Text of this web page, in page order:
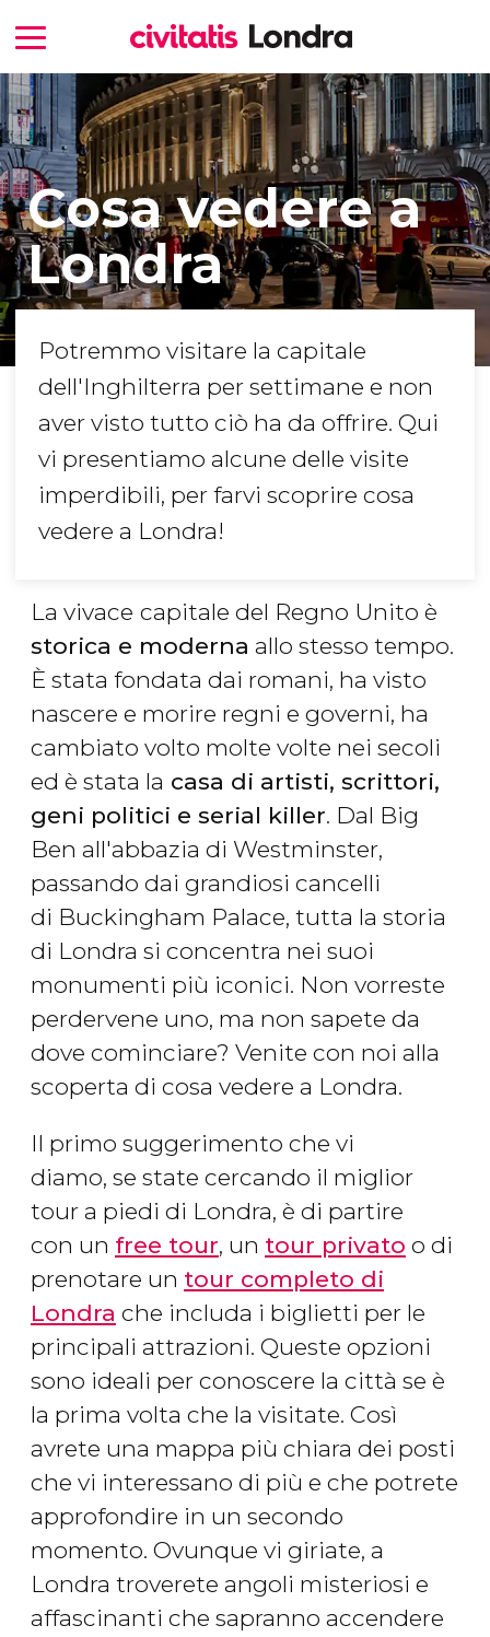
Cosa vedere a
Londra
Potremmo visitare la capitale
dell'Inghilterra per settimane e non
aver visto tutto ciò ha da offrire. Qui
vi presentiamo alcune delle visite
imperdibili, per farvi scoprire cosa
vedere a Londra!
La vivace capitale del Regno Unito è
storica e moderna allo stesso tempo.
È stata fondata dai romani, ha visto
nascere e morire regni e governi, ha
cambiato volto molte volte nei secoli
ed è stata la casa di artisti, scrittori,
geni politici e serial killer. Dal Big
Ben all'abbazia di Westminster,
passando dai grandiosi cancelli
di Buckingham Palace, tutta la storia
di Londra si concentra nei suoi
monumenti più iconici. Non vorreste
perdervene uno, ma non sapete da
dove cominciare? Venite con noi alla
scoperta di cosa vedere a Londra.
Il primo suggerimento che vi
diamo, se state cercando il miglior
tour a piedi di Londra, è di partire
con un free tour, un tour privato o di
prenotare un tour completo di
Londra che includa i biglietti per le
principali attrazioni. Queste opzioni
sono ideali per conoscere la città se è
la prima volta che la visitate. Così
avrete una mappa più chiara dei posti
che vi interessano di più e che potrete
approfondire in un secondo
momento. Ovunque vi giriate, a
Londra troverete angoli misteriosi e
affascinanti che sapranno accendere